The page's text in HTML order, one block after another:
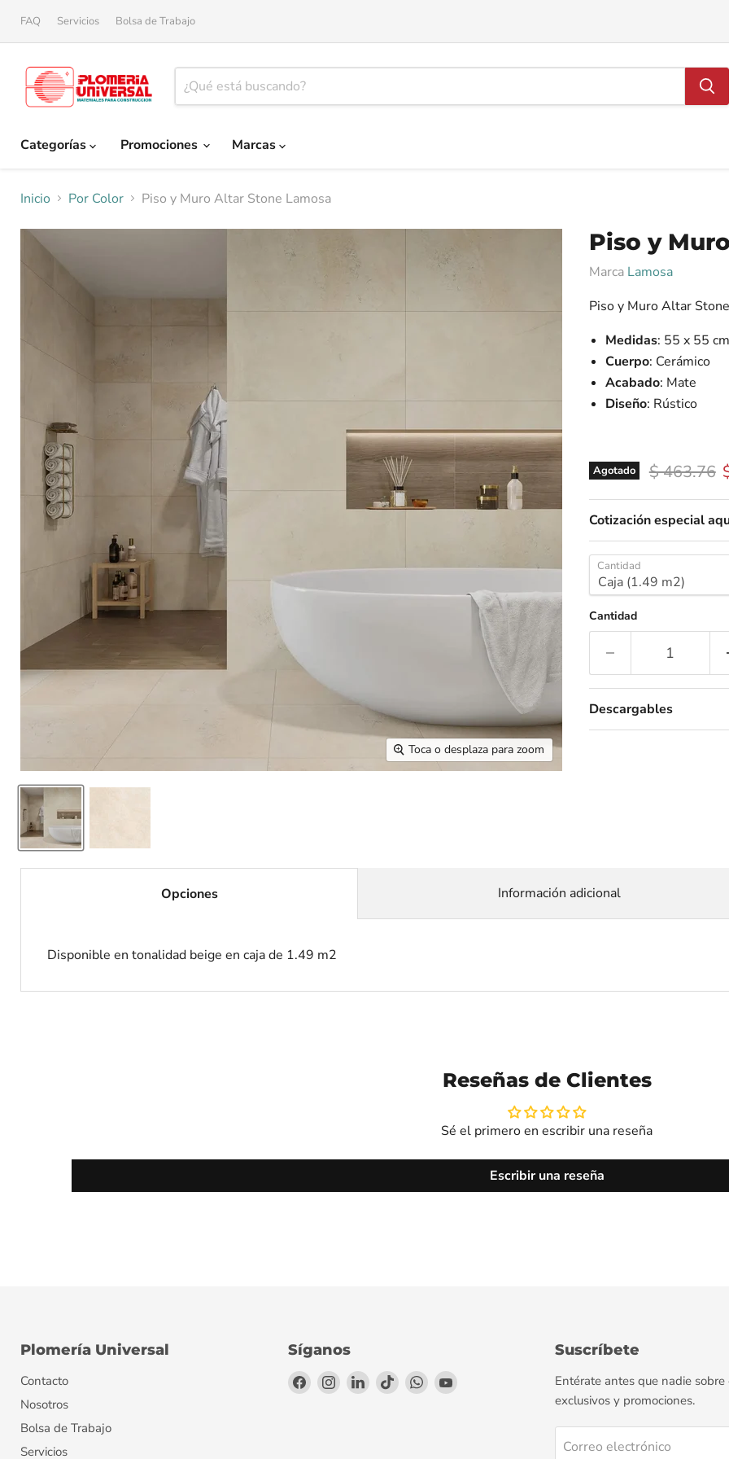
FAQ Servicios Bolsa de Trabajo
Categorías
Promociones Marcas
Inicio Por Color Piso y Muro Altar Stone Lamosa
Toca o desplaza para zoom
Piso y
Marca Lamosa
Piso y Muro Altar
Medidas: 55 x 55 cm
Cuerpo: Cerámico
Acabado: Mate
Diseño: Rústico
Agotado Precio
$ 463.76
Cotización especial
Cantidad
Cantidad
Descargables
Opciones
Disponible en tonalidad beige en caja de 1.49 m2
Información adicional
Reseñas de Clientes
Sé el primero en escribir una reseña
Escribir una reseña
Plomería Universal
Contacto
Nosotros
Bolsa de Trabajo
Servicios
Síganos
Encuéntrenos
Encuéntrenos
Encuéntrenos
Encuéntrenos
Encuéntrenos
Encuéntrenos
Suscríbete
Entérate antes que nadie sobre
exclusivos y promociones.
Correo electrónico